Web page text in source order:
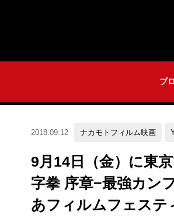
ブ
2018.09.12 ナカモトフィルム映画
9月14日（金）に東
字拳 序章−最強カン
あフィルムフェステ